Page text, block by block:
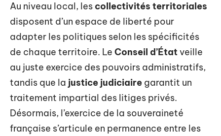
Au niveau local, les collectivités territoriales
disposent d’un espace de liberté pour
adapter les politiques selon les spécificités
de chaque territoire. Le Conseil d’Étatveille
au juste exercice des pouvoirs administratifs,
tandis que la justice judiciaire garantit un
traitement impartial des litiges privés.
Désormais, l’exercice de la souveraineté
française s’articule en permanence entre les